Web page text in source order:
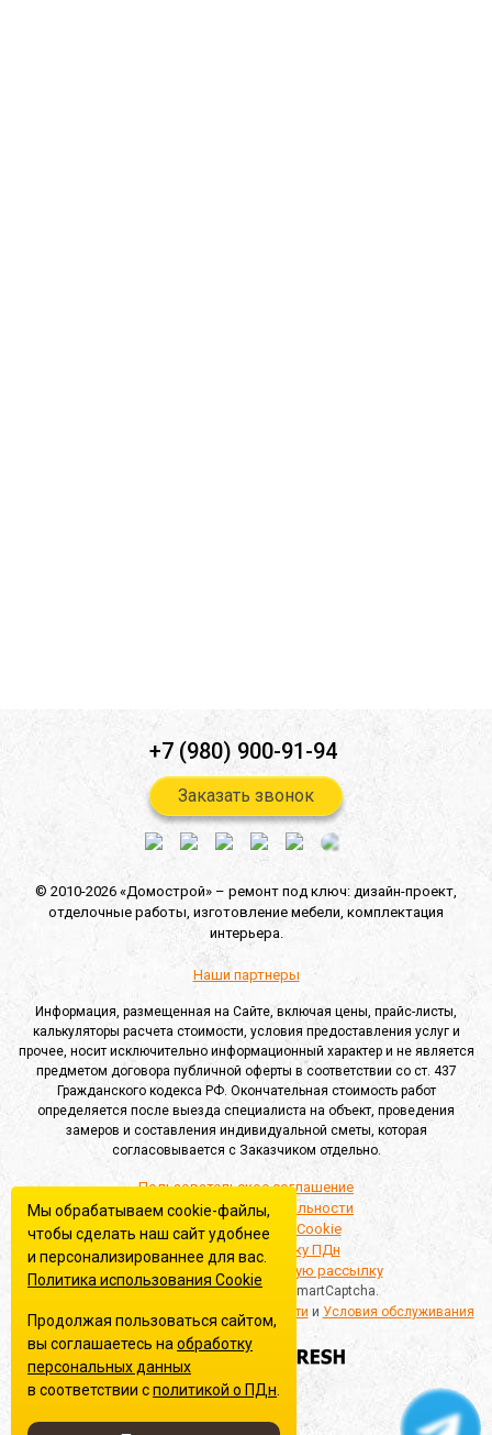
© 2010-2026 «Домострой» – ремонт под ключ: дизайн-проект,
отделочные работы, изготовление мебели, комплектация
интерьера.
Наши партнеры
+7 (980) 900-91-94
Заказать звонок
Создание сайта
Информация, размещенная на Сайте, включая цены, прайс-листы,
калькуляторы расчета стоимости, условия предоставления услуг и
прочее, носит исключительно информационный характер и не является
предметом договора публичной оферты в соответствии со ст. 437
Гражданского кодекса РФ. Окончательная стоимость работ
определяется после выезда специалиста на объект, проведения
замеров и составления индивидуальной сметы, которая
согласовывается с Заказчиком отдельно.
Пользовательское соглашение
Политика конфиденциальности
Политика обработки Cookie
Согласие на обработку ПДн
Согласие на информационную рассылку
Этот сайт защищён Yandex SmartCaptcha.
Применяются
Политика конфиденциальности и Условия обслуживания
Мы обрабатываем cookie-файлы,
чтобы сделать наш сайт удобнее
и персонализированнее для вас.
Политика использования Сookie
Продолжая пользоваться сайтом,
вы соглашаетесь на обработку
персональных данных
в соответствии сполитикой о ПДн